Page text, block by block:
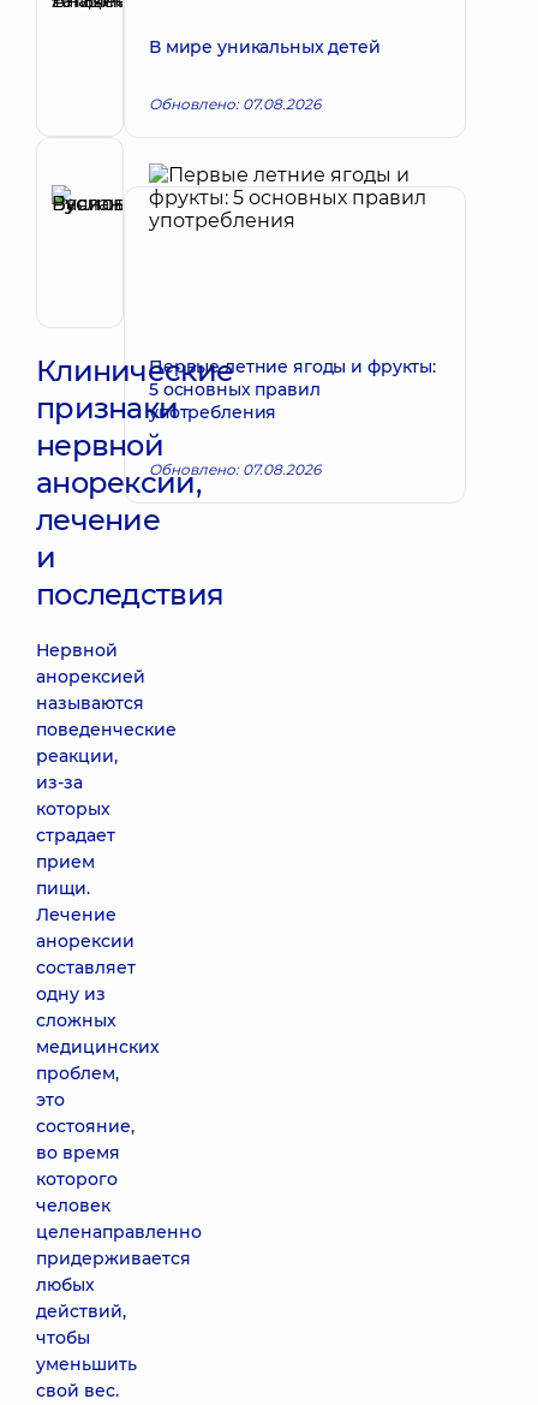
Владимировна
Кардиолог;
Рецензент
Буяновский
Руслан
Запись к врачу
Клинические
признаки
нервной
анорексии,
лечение
и
последствия
Нервной
анорексией
называются
поведенческие
реакции,
из-за
которых
страдает
прием
пищи.
Лечение
анорексии
составляет
одну из
сложных
медицинских
проблем,
это
состояние,
во время
которого
человек
целенаправленно
придерживается
любых
действий,
чтобы
уменьшить
свой вес.
В мире уникальных детей
Обновлено: 07.08.2026
Первые летние ягоды и фрукты:
5 основных правил
употребления
Обновлено: 07.08.2026